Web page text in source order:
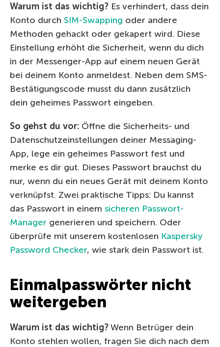
Warum ist das wichtig? Es verhindert, dass dein
Konto durch SIM-Swapping oder andere
Methoden gehackt oder gekapert wird. Diese
Einstellung erhöht die Sicherheit, wenn du dich
in der Messenger-App auf einem neuen Gerät
bei deinem Konto anmeldest. Neben dem SMS-
Bestätigungscode musst du dann zusätzlich
dein geheimes Passwort eingeben.
So gehst du vor: Öffne die Sicherheits- und
Datenschutzeinstellungen deiner Messaging-
App, lege ein geheimes Passwort fest und
merke es dir gut. Dieses Passwort brauchst du
nur, wenn du ein neues Gerät mit deinem Konto
verknüpfst. Zwei praktische Tipps: Du kannst
das Passwort in einem sicheren Passwort-
Manager generieren und speichern. Oder
überprüfe mit unserem kostenlosen Kaspersky
Password Checker, wie stark dein Passwort ist.
Einmalpasswörter nicht
weitergeben
Warum ist das wichtig?Wenn Betrüger dein
Konto stehlen wollen, fragen Sie dich nach dem